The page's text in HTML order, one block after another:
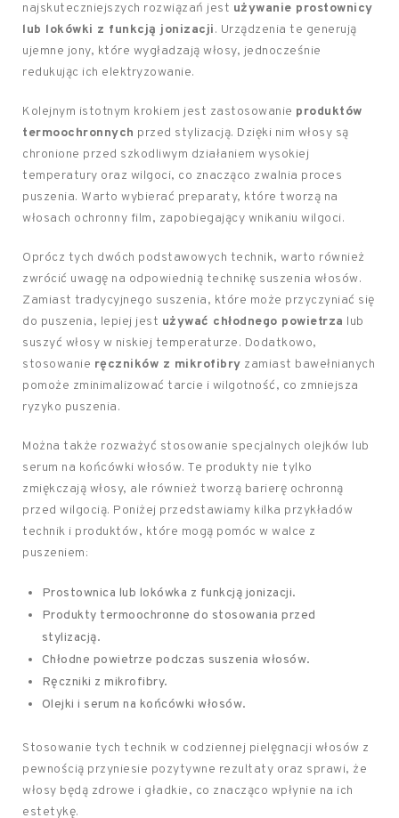
najskuteczniejszych rozwiązań jest używanie prostownicy
lub lokówki z funkcją jonizacji. Urządzenia te generują
ujemne jony, które wygładzają włosy, jednocześnie
redukując ich elektryzowanie.
Kolejnym istotnym krokiem jest zastosowanie produktów
termoochronnych przed stylizacją. Dzięki nim włosy są
chronione przed szkodliwym działaniem wysokiej
temperatury oraz wilgoci, co znacząco zwalnia proces
puszenia. Warto wybierać preparaty, które tworzą na
włosach ochronny film, zapobiegający wnikaniu wilgoci.
Oprócz tych dwóch podstawowych technik, warto również
zwrócić uwagę na odpowiednią technikę suszenia włosów.
Zamiast tradycyjnego suszenia, które może przyczyniać się
do puszenia, lepiej jest używać chłodnego powietrza lub
suszyć włosy w niskiej temperaturze. Dodatkowo,
stosowanie ręczników z mikrofibry zamiast bawełnianych
pomoże zminimalizować tarcie i wilgotność, co zmniejsza
ryzyko puszenia.
Można także rozważyć stosowanie specjalnych olejków lub
serum na końcówki włosów. Te produkty nie tylko
zmiękczają włosy, ale również tworzą barierę ochronną
przed wilgocią. Poniżej przedstawiamy kilka przykładów
technik i produktów, które mogą pomóc w walce z
puszeniem:
Prostownica lub lokówka z funkcją jonizacji.
Produkty termoochronne do stosowania przed
stylizacją.
Chłodne powietrze podczas suszenia włosów.
Ręczniki z mikrofibry.
Olejki i serum na końcówki włosów.
Stosowanie tych technik w codziennej pielęgnacji włosów z
pewnością przyniesie pozytywne rezultaty oraz sprawi, że
włosy będą zdrowe i gładkie, co znacząco wpłynie na ich
estetykę.